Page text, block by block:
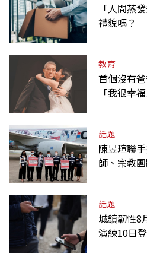
「人間蒸
禮貌嗎？
教育
首個沒有
「我很幸
話題
陳昱瑄聯
師、宗教
話題
城鎮韌性8
演練10日